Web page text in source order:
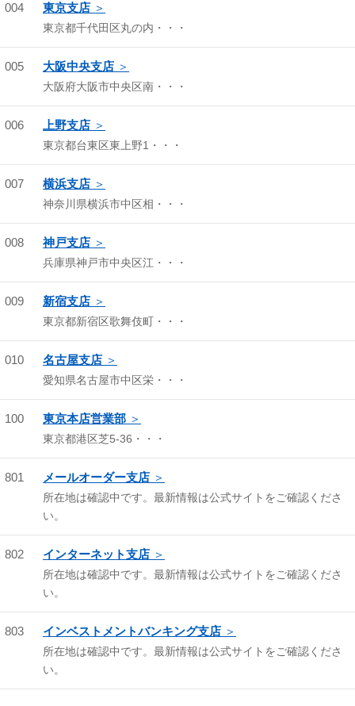
004 東京支店
東京都千代田区丸の内・・・
005 大阪中央支店
大阪府大阪市中央区南・・・
006 上野支店
東京都台東区東上野1・・・
007 横浜支店
神奈川県横浜市中区相・・・
008 神戸支店
兵庫県神戸市中央区江・・・
009 新宿支店
東京都新宿区歌舞伎町・・・
010 名古屋支店
愛知県名古屋市中区栄・・・
100 東京本店営業部
東京都港区芝5-36・・・
801 メールオーダー支店
所在地は確認中です。最新情報は公式サイトをご確認くださ
い。
802 インターネット支店
所在地は確認中です。最新情報は公式サイトをご確認くださ
い。
803 インベストメントバンキング支店
所在地は確認中です。最新情報は公式サイトをご確認くださ
い。